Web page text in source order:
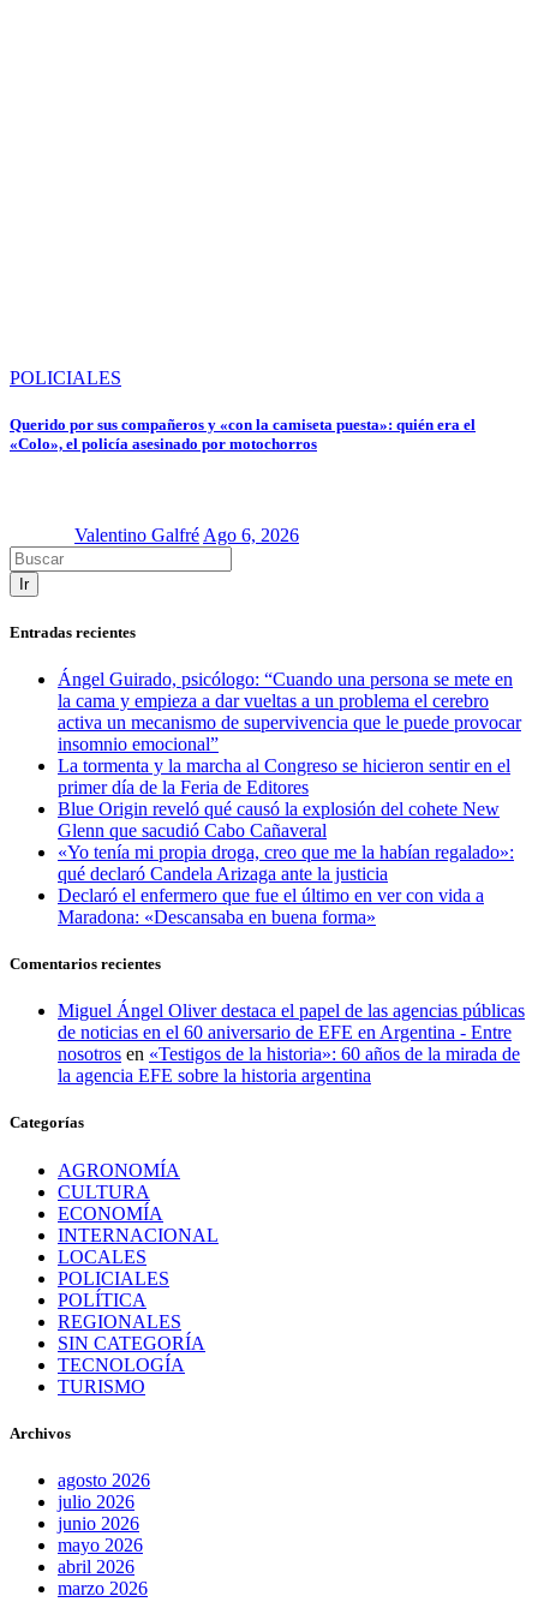
POLICIALES
Querido por sus compañeros y «con la camiseta puesta»: quién era el
«Colo», el policía asesinado por motochorros
Valentino Galfré Ago 6, 2026
Ir
Entradas recientes
Ángel Guirado, psicólogo: “Cuando una persona se mete en
la cama y empieza a dar vueltas a un problema el cerebro
activa un mecanismo de supervivencia que le puede provocar
insomnio emocional”
La tormenta y la marcha al Congreso se hicieron sentir en el
primer día de la Feria de Editores
Blue Origin reveló qué causó la explosión del cohete New
Glenn que sacudió Cabo Cañaveral
«Yo tenía mi propia droga, creo que me la habían regalado»:
qué declaró Candela Arizaga ante la justicia
Declaró el enfermero que fue el último en ver con vida a
Maradona: «Descansaba en buena forma»
Comentarios recientes
Miguel Ángel Oliver destaca el papel de las agencias públicas
de noticias en el 60 aniversario de EFE en Argentina - Entre
nosotros en «Testigos de la historia»: 60 años de la mirada de
la agencia EFE sobre la historia argentina
Categorías
AGRONOMÍA
CULTURA
ECONOMÍA
INTERNACIONAL
LOCALES
POLICIALES
POLÍTICA
REGIONALES
SIN CATEGORÍA
TECNOLOGÍA
TURISMO
Archivos
agosto 2026
julio 2026
junio 2026
mayo 2026
abril 2026
marzo 2026